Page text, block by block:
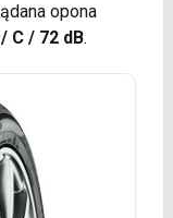
opona
C / 72 dB.